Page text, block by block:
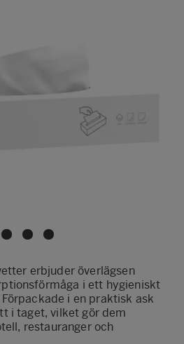
erbjuder överlägsen
i ett hygieniskt
i en praktisk ask
i taget, vilket gör dem
restauranger och